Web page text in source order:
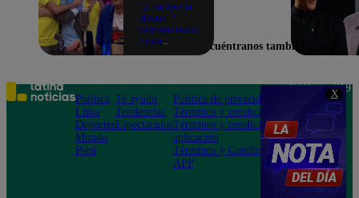
X
"A Peláez le
dicen...":
Manuel Gold
hace
de contar el
chiste
Encuéntranos también en
Política
Lima
Deportes
Mundo
Perú
Te ayudo
Tendencias
Espectáculos
Política de privacidad
Términos y condiciones
Términos y condiciones
aplicación
Términos y Condiciones
APP
Teléfono: 219
Av. San
Felipe 968
Jesús María